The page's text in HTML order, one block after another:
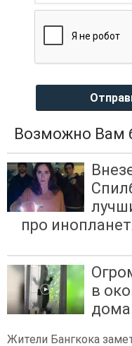
Возможно Вам
про
в
дома
Жители Бангкока